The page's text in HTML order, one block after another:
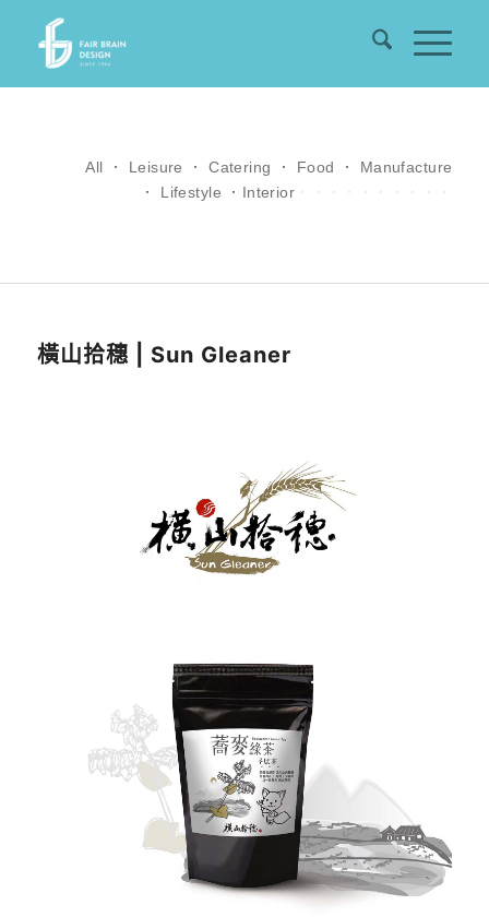
All ． Leisure ．Catering ． Food ． Manufacture
． Lifestyle ． Interior
橫山拾穗 | Sun Gleaner